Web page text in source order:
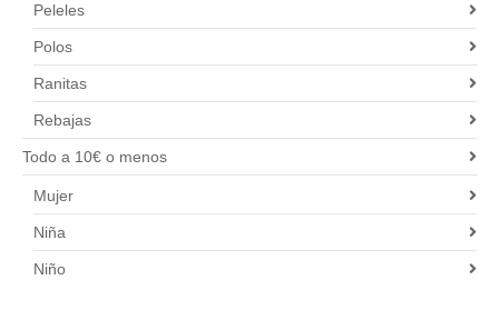
Peleles
Polos
Ranitas
Rebajas
Todo a 10€ o menos
Mujer
Niña
Niño